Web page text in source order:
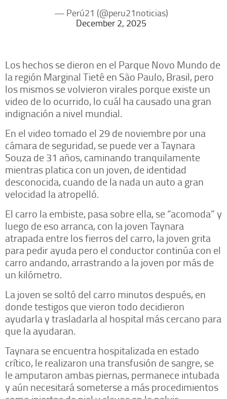
— Perú21 (@peru21noticias)
December 2, 2025
Los hechos se dieron en el Parque Novo Mundo de
la región Marginal Tietê en São Paulo, Brasil, pero
los mismos se volvieron virales porque existe un
video de lo ocurrido, lo cuál ha causado una gran
indignación a nivel mundial.
En el video tomado el 29 de noviembre por una
cámara de seguridad, se puede ver a Taynara
Souza de 31 años, caminando tranquilamente
mientras platica con un joven, de identidad
desconocida, cuando de la nada un auto a gran
velocidad la atropelló.
El carro la embiste, pasa sobre ella, se “acomoda” y
luego de eso arranca, con la joven Taynara
atrapada entre los fierros del carro, la joven grita
para pedir ayuda pero el conductor continúa con el
carro andando, arrastrando a la joven por más de
un kilómetro.
La joven se soltó del carro minutos después, en
donde testigos que vieron todo decidieron
ayudarla y trasladarla al hospital más cercano para
que la ayudaran.
Taynara se encuentra hospitalizada en estado
crítico, le realizaron una transfusión de sangre, se
le amputaron ambas piernas, permanece intubada
y aún necesitará someterse a más procedimientos